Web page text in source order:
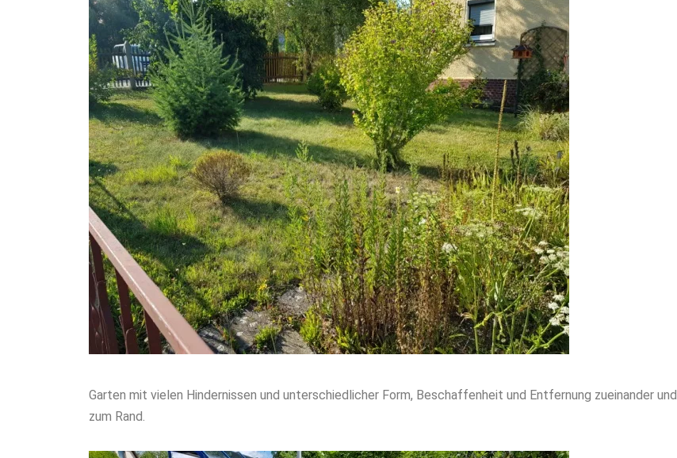
Garten mit vielen Hindernissen und unterschiedlicher Form, Beschaffenheit und Entfernung zueinander und
zum Rand.